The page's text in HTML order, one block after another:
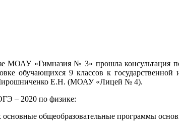
МОАУ «Гимназия № 3» прошла консультация
обучающихся 9 классов к государственной
Е.Н. (МОАУ «Лицей № 4).
– 2020 по физике:
общеобразовательные программы